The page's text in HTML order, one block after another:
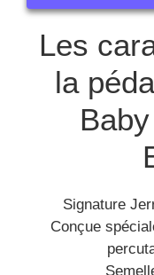
Les
la
Signature
Conçue